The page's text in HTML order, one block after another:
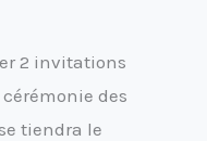
2 invitations
des
tiendra le